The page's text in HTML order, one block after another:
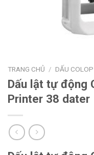
TRANG CHỦ / DẤU COLOP
Dấu lật tự động
Printer 38 dater